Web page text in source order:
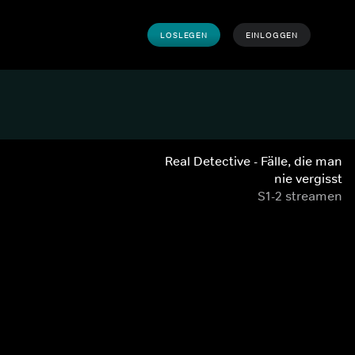
LOSLEGEN EINLOGGEN
Real Detective - Fälle, die man
nie vergisst
S1-2 streamen